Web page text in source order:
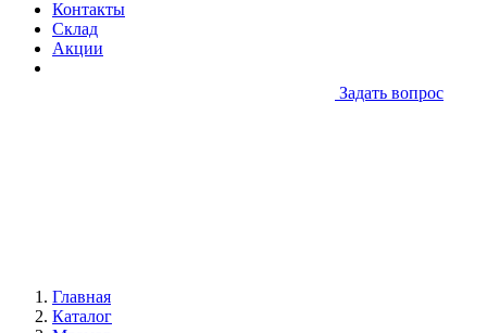
Контакты
Склад
Акции
Задать вопрос
Главная
Каталог